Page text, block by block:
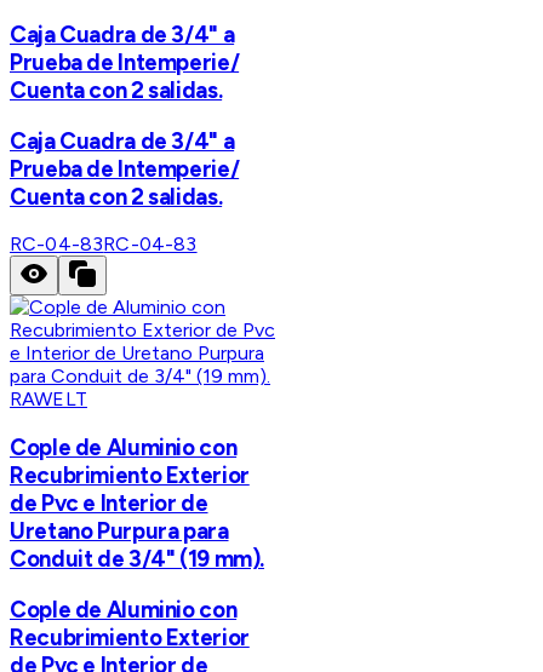
Caja Cuadra de 3/4" a
Prueba de Intemperie/
Cuenta con 2 salidas.
Caja Cuadra de 3/4" a
Prueba de Intemperie/
Cuenta con 2 salidas.
RC-04-83RC-04-83
RAWELT
Cople de Aluminio con
Recubrimiento Exterior
de Pvc e Interior de
Uretano Purpura para
Conduit de 3/4" (19 mm).
Cople de Aluminio con
Recubrimiento Exterior
de Pvc e Interior de